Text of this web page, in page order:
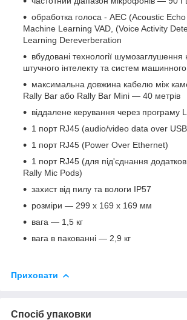
обработка голоса - AEC (Acoustic
Machine Learning VAD, (Voice Activity
Learning Dereverberation
вбудовані технології шумозаглушення
штучного інтелекту та систем
максимальна довжина кабелю між
Rally Bar або Rally Bar Mini — 40 метрів
віддалене керування через програму
1 порт RJ45 (audio/video data over
1 порт RJ45 (Power Over Ethernet)
1 порт RJ45 (для під'єднання
Rally Mic Pods)
захист від пилу та вологи IP57
розміри — 299 х 169 х 169 мм
вага — 1,5 кг
вага в пакованні — 2,9 кг
Приховати
Спосіб упаковки